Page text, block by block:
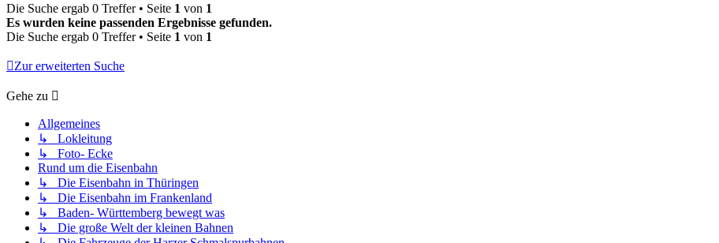
Die Suche ergab 0 Treffer • Seite 1 von 1
Es wurden keine passenden Ergebnisse gefunden.
Die Suche ergab 0 Treffer • Seite 1 von 1
Zur erweiterten Suche
Gehe zu
Allgemeines
↳ Lokleitung
↳ Foto- Ecke
Rund um die Eisenbahn
↳ Die Eisenbahn in Thüringen
↳ Die Eisenbahn im Frankenland
↳ Baden- Württemberg bewegt was
↳ Die große Welt der kleinen Bahnen